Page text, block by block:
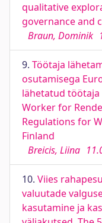
qualitative
governance and
Braun, Dominik
9. Töötaja
osutamisega
lähetatud
Worker for
Regulations for
Finland
Breicis, Liina
10. Viies
valuutade
kasutamine ja